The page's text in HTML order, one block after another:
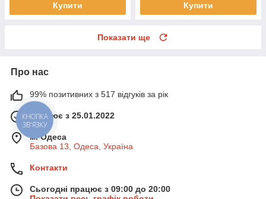
Купити Купити
Показати ще
Про нас
99% позитивних з 517 відгуків за рік
Працює з 25.01.2022
м. Одеса
Базова 13, Одеса, Україна
Контакти
Сьогодні працює з 09:00 до 20:00
КНОПКА
ЗВ'ЯЗКУ